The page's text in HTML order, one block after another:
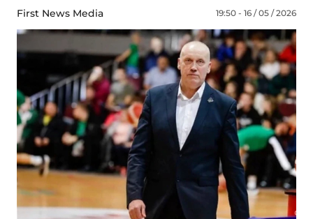
First News Media 19:50 - 16 / 05 / 2026